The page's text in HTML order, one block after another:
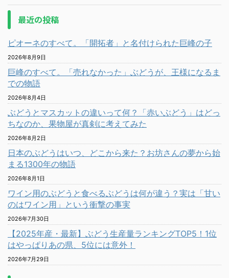
最近の投稿
ピオーネのすべて。「開拓者」と名付けられた巨峰の子
2026年8月9日
巨峰のすべて。「売れなかった」ぶどうが、王様になるま
での物語
2026年8月4日
ぶどうとマスカットの違いって何？「赤いぶどう」はどっ
ちなのか、果物屋が真剣に考えてみた
2026年8月2日
日本のぶどうはいつ、どこから来た？お坊さんの夢から始
まる1300年の物語
2026年8月1日
ワイン用のぶどうと食べるぶどうは何が違う？実は「甘い
のはワイン用」という衝撃の事実
2026年7月30日
【2025年産・最新】ぶどう生産量ランキングTOP5！1位
はやっぱりあの県、5位には意外！
2026年7月29日